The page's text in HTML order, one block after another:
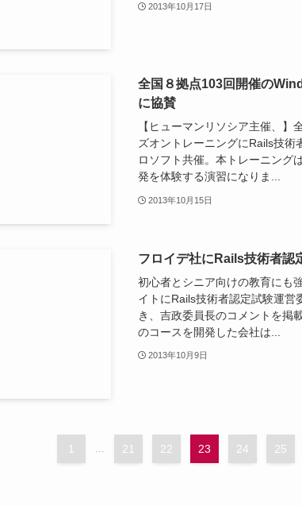
2013年10月17日
全国８拠点103回開催の
に協賛
【ヒューマンリソシア主催、
ズオントレーニングにRails技術
ロソフト共催。本トレーニング
発を体験する演習になりま...
2013年10月15日
フロイデ社にRails技術者認
初心者とシニア向けの教育にも
イトにRails技術者認定試験運
き、吉政委員長のコメントを掲
のコースを開発した会社は...
2013年10月9日
1 21 22 23 24 25